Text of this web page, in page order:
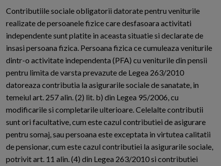
Contributiile sociale obligatorii datorate pentru veniturile
realizate de persoanele fizice care desfasoara activitati
independente sunt platite in aceasta situatie si declarate de
insasi persoana fizica. Persoana fizica ce cumuleaza veniturile
dintr-o activitate independenta (PFA) cu veniturile din pensii
pentru limita de varsta prevazute de Legea 263/2010
datoreaza contributia la asigurarile sociale de sanatate, in
temeiul art. 257 alin. (2) lit. b) din Legea 95/2006, cu
modificarile si completarile ulterioare. Celelalte contributii
sunt ori facultative, cum este cazul contributiei de asigurare
pentru somaj, sau persoana este exceptata in virtutea calitatii
de pensionar, cum este cazul contributiei la asigurarile sociale,
potrivit art. 11 alin. (4) din Legea 263/2010 si contributiei